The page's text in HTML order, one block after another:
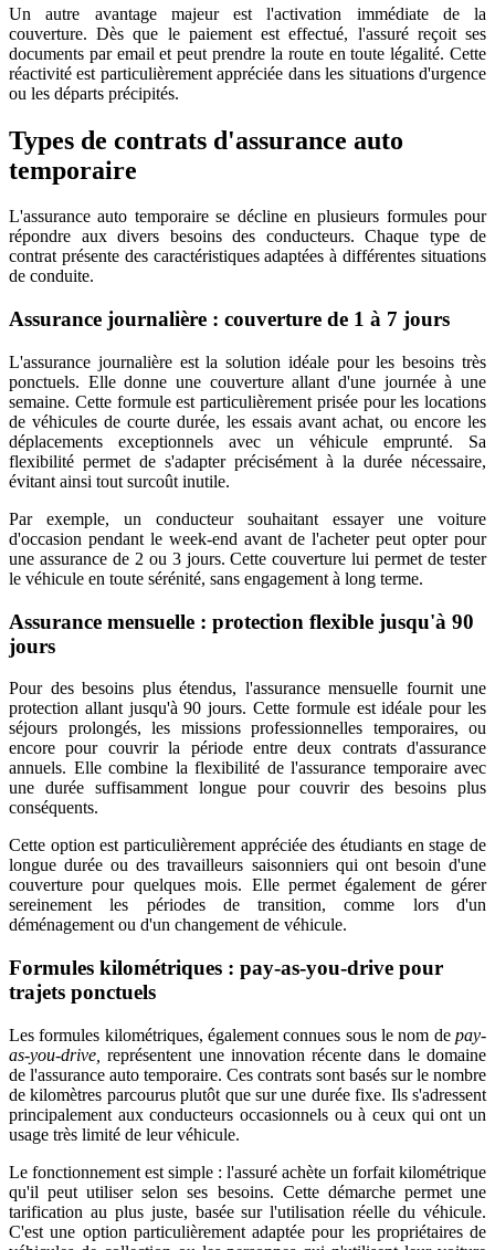
Un autre avantage majeur est l'activation immédiate de la
couverture. Dès que le paiement est effectué, l'assuré reçoit ses
documents par email et peut prendre la route en toute légalité. Cette
réactivité est particulièrement appréciée dans les situations d'urgence
ou les départs précipités.
Types de contrats d'assurance auto
temporaire
L'assurance auto temporaire se décline en plusieurs formules pour
répondre aux divers besoins des conducteurs. Chaque type de
contrat présente des caractéristiques adaptées à différentes situations
de conduite.
Assurance journalière : couverture de 1 à 7 jours
L'assurance journalière est la solution idéale pour les besoins très
ponctuels. Elle donne une couverture allant d'une journée à une
semaine. Cette formule est particulièrement prisée pour les locations
de véhicules de courte durée, les essais avant achat, ou encore les
déplacements exceptionnels avec un véhicule emprunté. Sa
flexibilité permet de s'adapter précisément à la durée nécessaire,
évitant ainsi tout surcoût inutile.
Par exemple, un conducteur souhaitant essayer une voiture
d'occasion pendant le week-end avant de l'acheter peut opter pour
une assurance de 2 ou 3 jours. Cette couverture lui permet de tester
le véhicule en toute sérénité, sans engagement à long terme.
Assurance mensuelle : protection flexible jusqu'à 90
jours
Pour des besoins plus étendus, l'assurance mensuelle fournit une
protection allant jusqu'à 90 jours. Cette formule est idéale pour les
séjours prolongés, les missions professionnelles temporaires, ou
encore pour couvrir la période entre deux contrats d'assurance
annuels. Elle combine la flexibilité de l'assurance temporaire avec
une durée suffisamment longue pour couvrir des besoins plus
conséquents.
Cette option est particulièrement appréciée des étudiants en stage de
longue durée ou des travailleurs saisonniers qui ont besoin d'une
couverture pour quelques mois. Elle permet également de gérer
sereinement les périodes de transition, comme lors d'un
déménagement ou d'un changement de véhicule.
Formules kilométriques : pay-as-you-drive pour
trajets ponctuels
Les formules kilométriques, également connues sous le nom de pay-
as-you-drive, représentent une innovation récente dans le domaine
de l'assurance auto temporaire. Ces contrats sont basés sur le nombre
de kilomètres parcourus plutôt que sur une durée fixe. Ils s'adressent
principalement aux conducteurs occasionnels ou à ceux qui ont un
usage très limité de leur véhicule.
Le fonctionnement est simple : l'assuré achète un forfait kilométrique
qu'il peut utiliser selon ses besoins. Cette démarche permet une
tarification au plus juste, basée sur l'utilisation réelle du véhicule.
C'est une option particulièrement adaptée pour les propriétaires de